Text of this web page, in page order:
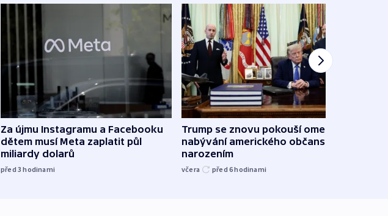
Za újmu Instagramu a Facebooku
dětem musí Meta zaplatit půl
miliardy dolarů
před 3hodinami
Trump se znovu pokouší omezit
nabývání amerického občanství
narozením
včera před 6hodinami